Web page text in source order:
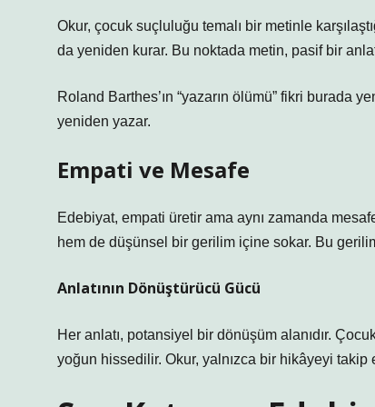
Okur, çocuk suçluluğu temalı bir metinle
da yeniden kurar. Bu noktada metin, pasif bir
Roland Barthes’ın “yazarın ölümü” fikri burada
yeniden yazar.
Empati ve Mesafe
Edebiyat, empati üretir ama aynı zamanda
hem de düşünsel bir gerilim içine sokar. Bu
Anlatının Dönüştürücü Gücü
Her anlatı, potansiyel bir dönüşüm alanıdır.
yoğun hissedilir. Okur, yalnızca bir hikâyeyi takip